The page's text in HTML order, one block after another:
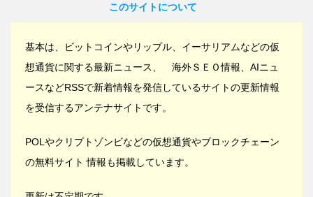
このサイトについて
基本は、ビットコインやリップル、イーサリアムなどの仮
想通貨に関する最新ニュース、 海外ＳＥＯ情報、AIニュ
ースなどRSSで新着情報を発信しているサイトの更新情報
を受信するアンテナサイトです。
POLやクリプトゾンビなどの仮想通貨やブロックチェーン
の無料サイト 情報も掲載しています。